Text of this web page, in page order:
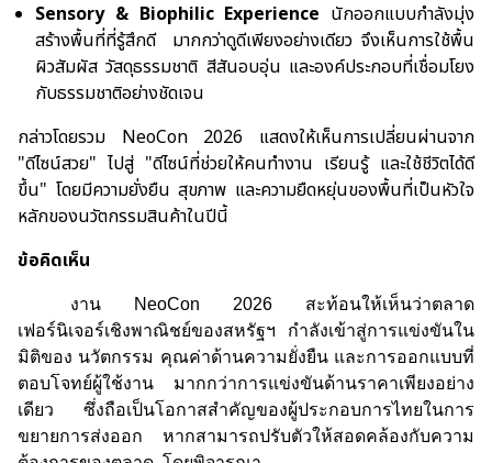
Sensory & Biophilic Experience นักออกแบบกำลังมุ่ง
สร้างพื้นที่ที่รู้สึกดี มากกว่าดูดีเพียงอย่างเดียว จึงเห็นการใช้พื้น
ผิวสัมผัส วัสดุธรรมชาติ สีสันอบอุ่น และองค์ประกอบที่เชื่อมโยง
กับธรรมชาติอย่างชัดเจน
กล่าวโดยรวม NeoCon 2026 แสดงให้เห็นการเปลี่ยนผ่านจาก
"ดีไซน์สวย" ไปสู่ "ดีไซน์ที่ช่วยให้คนทำงาน เรียนรู้ และใช้ชีวิตได้ดี
ขึ้น" โดยมีความยั่งยืน สุขภาพ และความยืดหยุ่นของพื้นที่เป็นหัวใจ
หลักของนวัตกรรมสินค้าในปีนี้
ข้อคิดเห็น
งาน NeoCon 2026 สะท้อนให้เห็นว่าตลาด
เฟอร์นิเจอร์เชิงพาณิชย์ของสหรัฐฯ กำลังเข้าสู่การแข่งขันใน
มิติของ นวัตกรรม คุณค่าด้านความยั่งยืน และการออกแบบที่
ตอบโจทย์ผู้ใช้งาน มากกว่าการแข่งขันด้านราคาเพียงอย่าง
เดียว ซึ่งถือเป็นโอกาสสำคัญของผู้ประกอบการไทยในการ
ขยายการส่งออก หากสามารถปรับตัวให้สอดคล้องกับความ